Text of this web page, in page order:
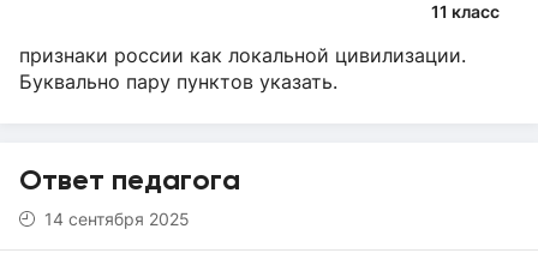
11 класс
признаки россии как локальной цивилизации.
Буквально пару пунктов указать.
Ответ педагога
14 сентября 2025